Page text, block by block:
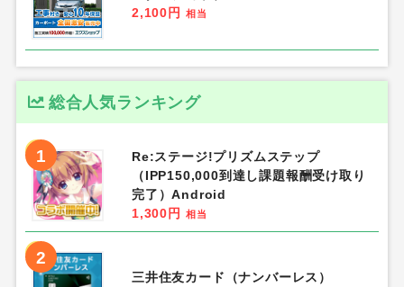
2,100円
相当
総合人気ランキング
1
Re:ステージ!プリズムステップ
（IPP150,000到達し課題報酬受け取り
完了）Android
1,300円
相当
2
三井住友カード（ナンバーレス）